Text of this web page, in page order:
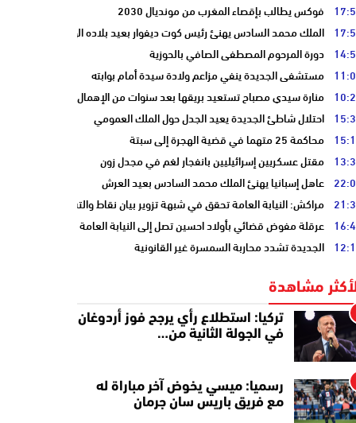
فوكس يطالب بإقصاء المغرب من مونديال 2030
الملك محمد السادس يهنئ رئيس كوت ديفوار بعيد بلاده الوطني
دورة المرحوم المصطفى الصافي بالحوزية
مستشفى الجديدة ينفي مزاعم ولادة سيدة أمام بوابته
منارة سيدي مصباح تستعيد بريقها بعد سنوات من الإهمال
احتلال شاطئ الجديدة يعيد الجدل حول الملك العمومي
محاكمة 25 متهما في قضية الهجرة إلى سبتة
مقتل عسكريين إسرائيليين بانفجار لغم في مجدل زون
عاهل إسبانيا يهنئ الملك محمد السادس بعيد العرش
مراكش: النيابة العامة تحقق في شبهة تزوير بيان نقاط والتشهير بطالب
عرقلة مفوض قضائي بأولاد احسين تصل إلى النيابة العامة
الجديدة تشدد محاربة السمسرة غير القانونية
مشاهدة
تركيا: استطلاع رأي يرجح فوز أردوغان
في الجولة الثانية من…
رسميا: ميسي يخوض آخر مباراة له
مع فريق باريس سان جرمان